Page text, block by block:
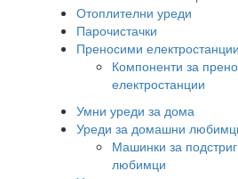
Отоплителни уреди
Парочистачки
Преносими електростанции
Компоненти за
електростанции
Умни уреди за дома
Уреди за домашни
Машинки за
любимци